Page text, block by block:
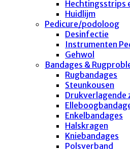
Hechtingsstrips
Huidlijm
Pedicure/podoloog
Desinfectie
Instrumenten
Gehwol
Bandages &
Rugbandages
Steunkousen
Drukverlagende
Enkelbandages
Halskragen
Kniebandages
Polsverband